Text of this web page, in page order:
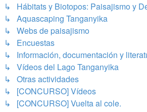
↳ Hábitats y Biotopos: Paisajismo y
↳ Aquascaping Tanganyika
↳ Webs de paisajismo
↳ Encuestas
↳ Información, documentación y
↳ Vídeos del Lago Tanganyika
↳ Otras actividades
↳ [CONCURSO] Vídeos
↳ [CONCURSO] Vuelta al cole.